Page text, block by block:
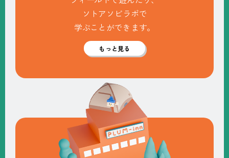
ソトアソビラボで
学ぶことができます。
もっと見る